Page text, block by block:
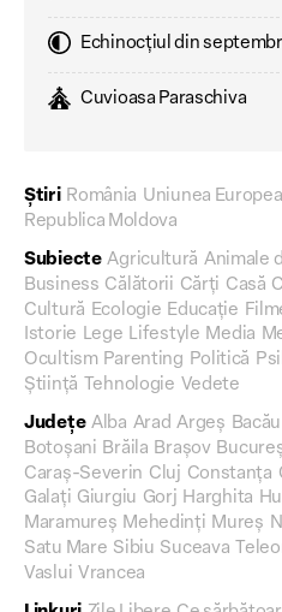
Echinocțiul din
Cuvioasa Paraschiva
Știri România Uniunea
Republica Moldova
Subiecte Agricultură Animale
Business Călătorii Cărți Casă
Cultură Ecologie Educație
Istorie Lege Lifestyle Media
Ocultism Parenting Politică
Știință
Tehnologie Vedete
Județe Alba Arad Argeș Bacău
Botoșani Brăila Brașov
Caraș-Severin Cluj Constanța
Galați Giurgiu Gorj Harghita
Maramureș Mehedinți Mureș
Satu Mare Sibiu Suceava
Vaslui Vrancea